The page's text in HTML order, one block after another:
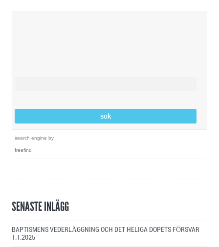
search engine by
freefind
SENASTE INLÄGG
BAPTISMENS VEDERLÄGGNING OCH DET HELIGA DOPETS FÖRSVAR
1.1.2025